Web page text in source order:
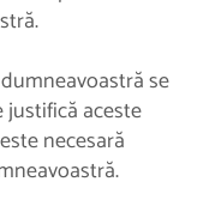
se
justifică aceste
necesară